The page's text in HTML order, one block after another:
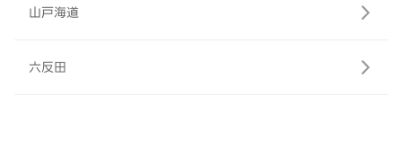
山戸海道
六反田